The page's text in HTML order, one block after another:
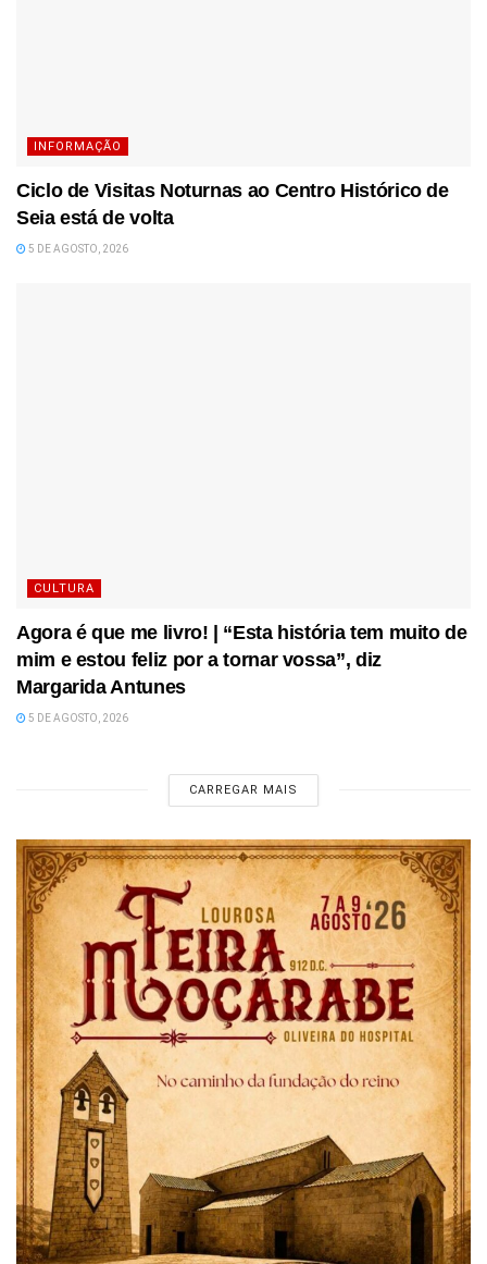
INFORMAÇÃO
Ciclo de Visitas Noturnas ao Centro Histórico de
Seia está de volta
5 DE AGOSTO, 2026
CULTURA
Agora é que me livro! | “Esta história tem muito de
mim e estou feliz por a tornar vossa”, diz
Margarida Antunes
5 DE AGOSTO, 2026
CARREGAR MAIS